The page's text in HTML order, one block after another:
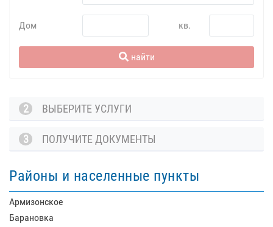
Дом кв.
найти
2 ВЫБЕРИТЕ УСЛУГИ
3 ПОЛУЧИТЕ ДОКУМЕНТЫ
Районы и населенные пункты
Армизонское
Барановка